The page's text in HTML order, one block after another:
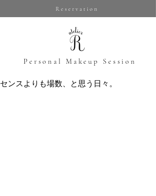
Reservation
​Personal Makeup Session
センスよりも場数、と思う日々。